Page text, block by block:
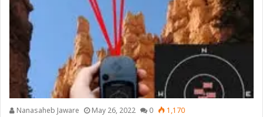
Nanasaheb Jaware May 26, 2022 0 1,170